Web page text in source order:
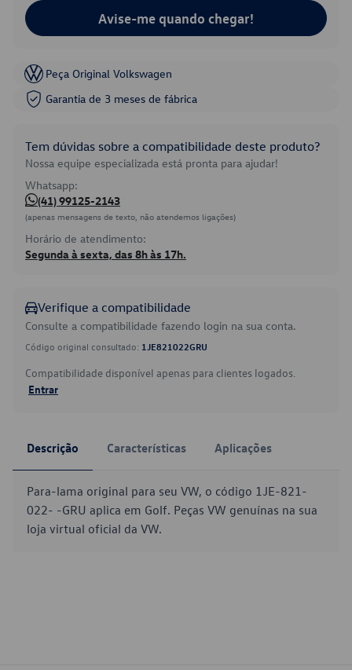
Avise-me quando chegar!
Peça Original Volkswagen
Garantia de 3 meses de fábrica
Tem dúvidas sobre a compatibilidade deste produto?
Nossa equipe especializada está pronta para ajudar!
Whatsapp:
(41) 99125-2143
(apenas mensagens de texto, não atendemos ligações)
Horário de atendimento:
Segunda à sexta, das 8h às 17h.
Verifique a compatibilidade
Consulte a compatibilidade fazendo login na sua conta.
Código original consultado: 1JE821022GRU
Compatibilidade disponível apenas para clientes logados.
Entrar
Descrição Características Aplicações
Para-lama original para seu VW, o código 1JE-821-
022- -GRU aplica em Golf. Peças VW genuínas na sua
loja virtual oficial da VW.